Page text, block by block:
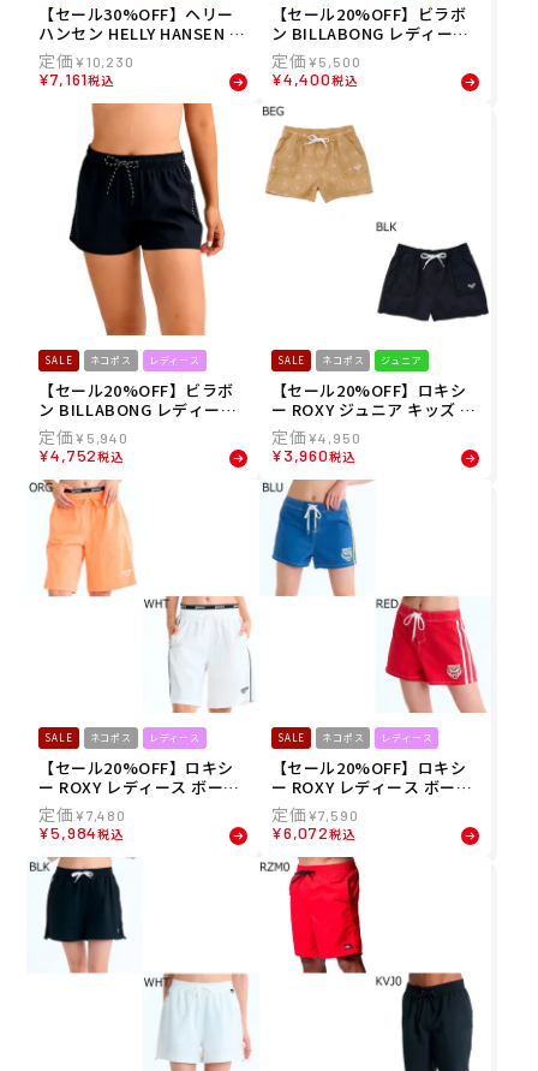
【セール30%OFF】ヘリー
ハンセン HELLY HANSEN ユ
ニセックス サイドラインウ
ォーターショーツ ショート
パンツ ハーフパンツ HE726
34-K 26SS 春夏
¥10,230
¥7,161税込
【セール20%OFF】ビラボ
ン BILLABONG レディース
ボードショーツ トランクス
MIDDLE ロゴ ボードショー
ツ BG013505 26SP
¥5,500
¥4,400税込
SALE ネコポス レディース
【セール20%OFF】ビラボ
ン BILLABONG レディース
ボードショーツ トランクス
SIDE LOGO TAPE SOLID B
G013503 26SP
¥ 5,940
¥4,752税込
SALE ネコポス ジュニア
【セール20%OFF】ロキシ
ー ROXY ジュニア キッズ 子
ども 女の子 ボードショーツ
トランクス MINI COASTLIN
E フラワープリントボード
ショーツ TBS261105 26SP
¥4,950
¥3,960税込
SALE ネコポス レディース
【セール20%OFF】ロキシ
ー ROXY レディース ボード
ショーツ トランクス SALTY
SQUAD SHORTS バックロ
ゴ ハーフ丈 RBS261021 26S
P
¥7,480
¥5,984税込
SALE ネコポス レディース
【セール20%OFF】ロキシ
ー ROXY レディース ボード
ショーツ トランクス ROXY
WAVE CLUB SHORTS ショ
ート丈 RBS261018 26SP
¥7,590
¥6,072税込